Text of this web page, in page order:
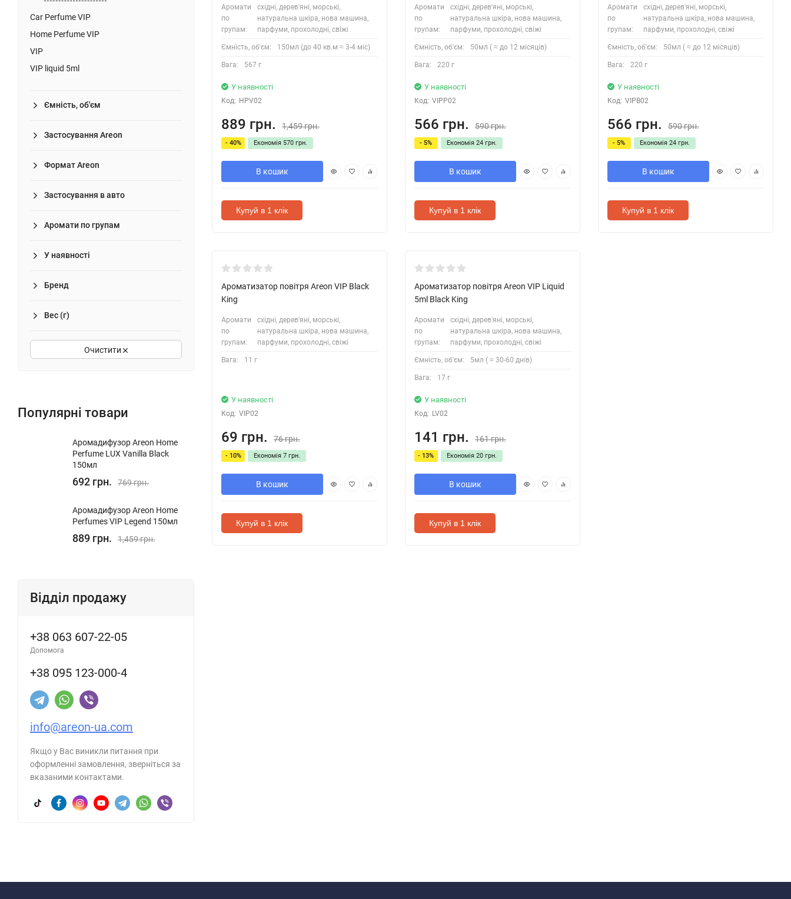
Car Perfume VIP
Home Perfume VIP
VIP
VIP liquid 5ml
Ємність, об'єм
Застосування Areon
Формат Areon
Застосування в авто
Аромати по групам
У наявності
Бренд
Вес (г)
Очистити
Популярні товари
Аромадифузор Areon Home
Perfume LUX Vanilla Black
150мл
692 грн. 769 грн.
Аромадифузор Areon Home
Perfumes VIP Legend 150мл
889 грн. 1,459 грн.
Відділ продажу
+38 063 607-22-05
Допомога
+38 095 123-000-4
info@areon-ua.com
Якщо у Вас виникли питання при
оформленні замовлення, зверніться за
вказаними контактами.
Аромати
по
групам:
східні, дерев'яні, морські,
натуральна шкіра, нова машина,
парфуми, прохолодні, свіжі
Ємність, об'єм: 150мл (до 40 кв.м ≈ 3-4 міс)
Вага: 567 г
У наявності
Код: HPV02
889 грн. 1,459 грн.
- 40% Економія 570 грн.
В кошик
Купуй в 1 клік
Аромати
по
групам:
східні, дерев'яні, морські,
натуральна шкіра, нова машина,
парфуми, прохолодні, свіжі
Ємність, об'єм: 50мл ( ≈ до 12 місяців)
Вага: 220 г
У наявності
Код: VIPP02
566 грн. 590 грн.
- 5% Економія 24 грн.
В кошик
Купуй в 1 клік
Аромати
по
групам:
східні, дерев'яні, морські,
натуральна шкіра, нова машина,
парфуми, прохолодні, свіжі
Ємність, об'єм: 50мл ( ≈ до 12 місяців)
Вага: 220 г
У наявності
Код: VIPB02
566 грн. 590 грн.
- 5% Економія 24 грн.
В кошик
Купуй в 1 клік
Ароматизатор повітря Areon VIP Black
King
Аромати
по
групам:
східні, дерев'яні, морські,
натуральна шкіра, нова машина,
парфуми, прохолодні, свіжі
Вага: 11 г
У наявності
Код: VIP02
69 грн. 76 грн.
- 10% Економія 7 грн.
В кошик
Купуй в 1 клік
Ароматизатор повітря Areon VIP Liquid
5ml Black King
Аромати
по
групам:
східні, дерев'яні, морські,
натуральна шкіра, нова машина,
парфуми, прохолодні, свіжі
Ємність, об'єм: 5мл ( ≈ 30-60 днів)
Вага: 17 г
У наявності
Код: LV02
141 грн. 161 грн.
- 13% Економія 20 грн.
В кошик
Купуй в 1 клік